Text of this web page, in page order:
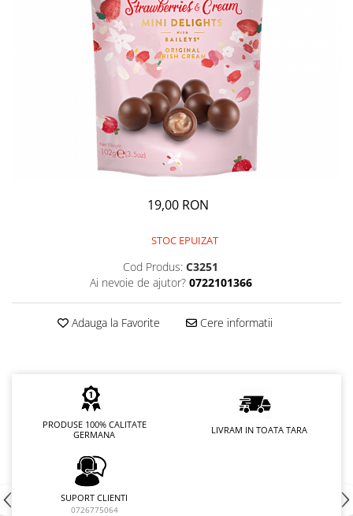
SEMIPREPARATE
VITAMINE / EFERVESCENTE
INĂLBITOR SI SOLUȚII PENTRU
INDEPĂRTAREA PETELOR
ODORIZANTE DE BAIE
PROSOAPE DE BUCĂTARIE / LAVETE
19,00 RON
STOC EPUIZAT
Cod Produs: C3251
Ai nevoie de ajutor? 0722101366
Adauga la Favorite Cere informatii
PRODUSE 100% CALITATE
GERMANA
LIVRAM IN TOATA TARA
SUPORT CLIENTI
0726775064